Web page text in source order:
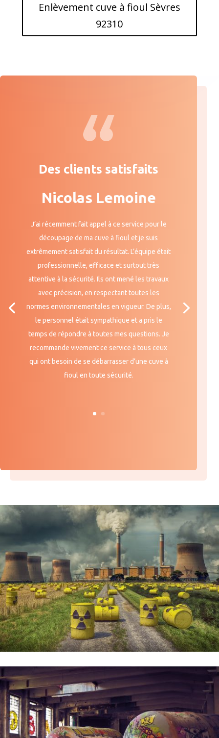
Enlèvement cuve à fioul Sèvres
92310
Des clients satisfaits
Nicolas Lemoine
J’ai récemment fait appel à ce service pour le
découpage de ma cuve à fioul et je suis
extrêmement satisfait du résultat. L’équipe était
professionnelle, efficace et surtout très
attentive à la sécurité. Ils ont mené les travaux
avec précision, en respectant toutes les
normes environnementales en vigueur. De plus,
le personnel était sympathique et a pris le
temps de répondre à toutes mes questions. Je
recommande vivement ce service à tous ceux
qui ont besoin de se débarrasser d’une cuve à
fioul en toute sécurité.